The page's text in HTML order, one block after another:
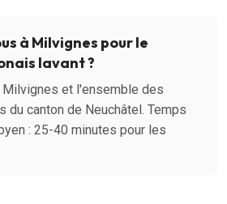
à Milvignes pour le
lavant ?
Milvignes et l'ensemble des
du canton de Neuchâtel. Temps
: 25-40 minutes pour les